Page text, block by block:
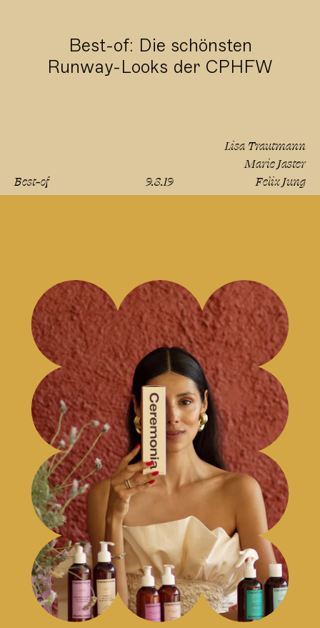
Best-of: Die schönsten
Runway-Looks der CPHFW
Best-of 9.8.19
Lisa Trautmann
Marie Jaster
Felix Jung